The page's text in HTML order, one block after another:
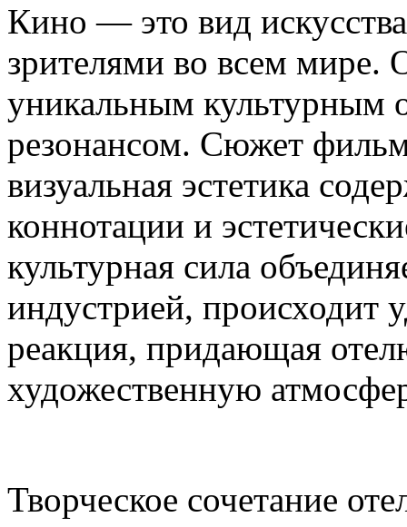
Кино — это вид
зрителями во всем мире.
уникальным культурным
резонансом. Сюжет
визуальная эстетика
коннотации и
культурная сила
индустрией, происходит
реакция, придающая
художественную
Творческое сочетание